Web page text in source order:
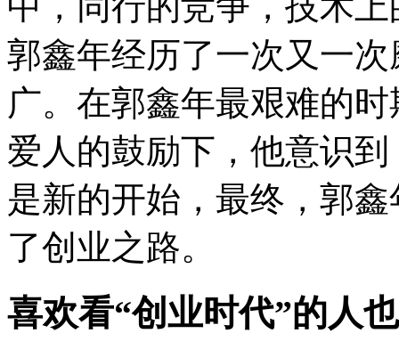
郭鑫年经历了一次又一
广。在郭鑫年最艰难的
爱人的鼓励下，他意识
是新的开始，最终，郭
了创业之路。
喜欢看“创业时代”的人